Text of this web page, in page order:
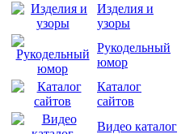
Изделия и
узоры
Рукодельный
юмор
Каталог
сайтов
Видео каталог